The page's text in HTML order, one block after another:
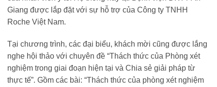
Giang được lắp đặt với sự hỗ trợ của Công ty TNHH
Roche Việt Nam.
Tại chương trình, các đại biểu, khách mời cũng được lắng
nghe hội thảo với chuyên đề “Thách thức của Phòng xét
nghiệm trong giai đoạn hiện tại và Chia sẻ giải pháp từ
thực tế”. Gồm các bài: “Thách thức của phòng xét nghiệm